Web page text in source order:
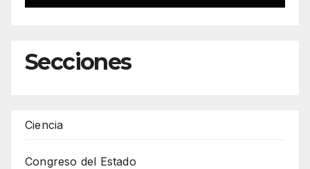
Secciones
Ciencia
Congreso del Estado